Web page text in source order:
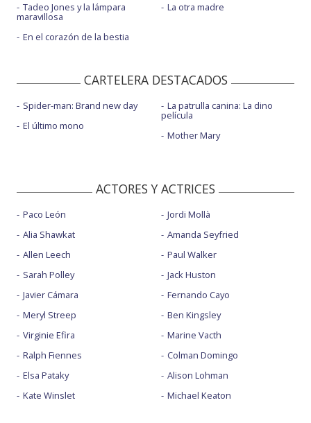
Tadeo Jones y la lámpara
maravillosa
En el corazón de la bestia
La otra madre
CARTELERA DESTACADOS
Spider-man: Brand new day
El último mono
La patrulla canina: La dino
película
Mother Mary
ACTORES Y ACTRICES
Paco León
Alia Shawkat
Allen Leech
Sarah Polley
Javier Cámara
Meryl Streep
Virginie Efira
Ralph Fiennes
Elsa Pataky
Kate Winslet
Jordi Mollà
Amanda Seyfried
Paul Walker
Jack Huston
Fernando Cayo
Ben Kingsley
Marine Vacth
Colman Domingo
Alison Lohman
Michael Keaton